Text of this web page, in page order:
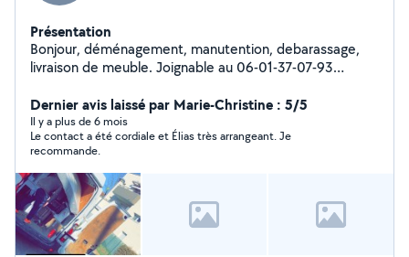
Présentation
Bonjour, déménagement, manutention, debarassage,
livraison de meuble. Joignable au 06-01-37-07-93
Dernier avis laissé par Marie-Christine : 5/5
Il y a plus de 6 mois
Le contact a été cordiale et Élias très arrangeant. Je
recommande.